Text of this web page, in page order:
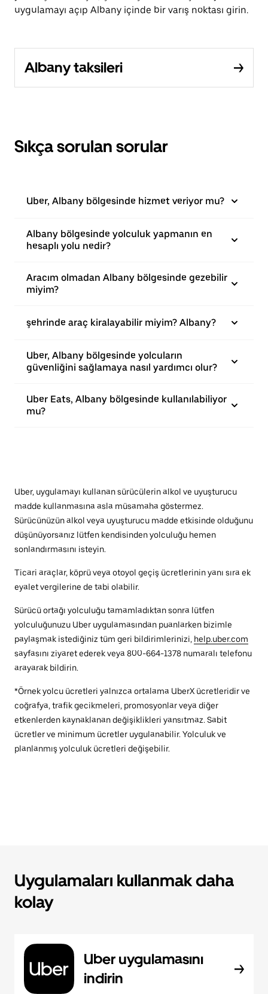
uygulamayı açıp Albany içinde bir varış noktası girin.
Albany taksileri
Sıkça sorulan sorular
Uber, Albany bölgesinde hizmet veriyor mu?
Albany bölgesinde yolculuk yapmanın en
hesaplı yolu nedir?
Aracım olmadan Albany bölgesinde gezebilir
miyim?
şehrinde araç kiralayabilir miyim? Albany?
Uber, Albany bölgesinde yolcuların
güvenliğini sağlamaya nasıl yardımcı olur?
Uber Eats, Albany bölgesinde kullanılabiliyor
mu?
Uber, uygulamayı kullanan sürücülerin alkol ve uyuşturucu
madde kullanmasına asla müsamaha göstermez.
Sürücünüzün alkol veya uyuşturucu madde etkisinde olduğunu
düşünüyorsanız lütfen kendisinden yolculuğu hemen
sonlandırmasını isteyin.
Ticari araçlar, köprü veya otoyol geçiş ücretlerinin yanı sıra ek
eyalet vergilerine de tabi olabilir.
Sürücü ortağı yolculuğu tamamladıktan sonra lütfen
yolculuğunuzu Uber uygulamasından puanlarken bizimle
paylaşmak istediğiniz tüm geri bildirimlerinizi, help.uber.com
sayfasını ziyaret ederek veya 800-664-1378 numaralı telefonu
arayarak bildirin.
*Örnek yolcu ücretleri yalnızca ortalama UberX ücretleridir ve
coğrafya, trafik gecikmeleri, promosyonlar veya diğer
etkenlerden kaynaklanan değişiklikleri yansıtmaz. Sabit
ücretler ve minimum ücretler uygulanabilir. Yolculuk ve
planlanmış yolculuk ücretleri değişebilir.
Uygulamaları kullanmak daha
kolay
Uber uygulamasını
indirin